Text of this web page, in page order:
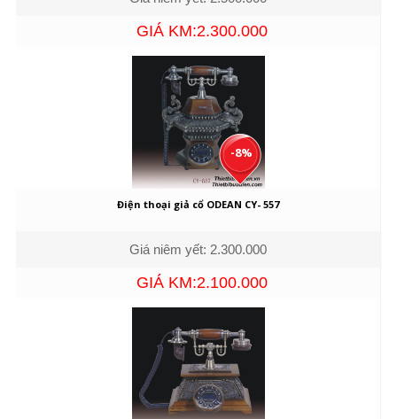
GIÁ KM:2.300.000
-8%
Điện thoại giả cổ ODEAN CY- 557
Giá niêm yết: 2.300.000
GIÁ KM:2.100.000